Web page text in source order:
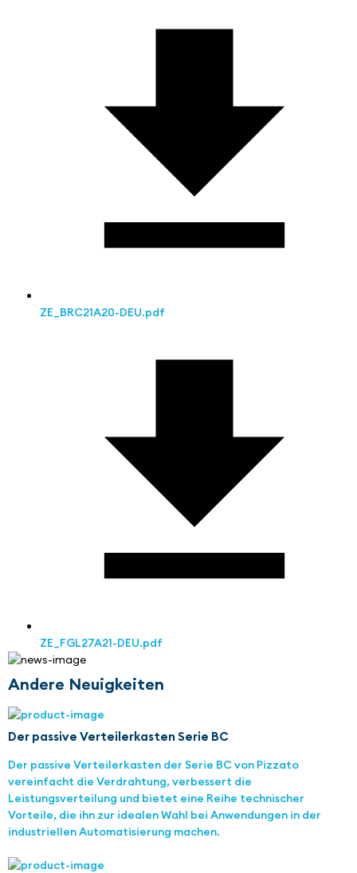
ZE_BRC21A20-DEU.pdf
ZE_FGL27A21-DEU.pdf
Andere Neuigkeiten
Der passive Verteilerkasten Serie BC
Der passive Verteilerkasten der Serie BC von Pizzato
vereinfacht die Verdrahtung, verbessert die
Leistungsverteilung und bietet eine Reihe technischer
Vorteile, die ihn zur idealen Wahl bei Anwendungen in der
industriellen Automatisierung machen.